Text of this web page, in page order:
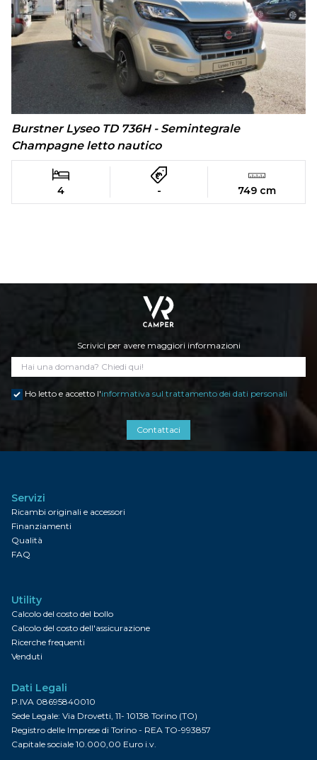
Burstner Lyseo TD 736H - Semintegrale
Champagne letto nautico
4 - 749 cm
Scrivici per avere maggiori informazioni
Ho letto e accetto l'informativa sul trattamento dei dati personali
Contattaci
Servizi
Ricambi originali e accessori
Finanziamenti
Qualità
FAQ
Utility
Calcolo del costo del bollo
Calcolo del costo dell'assicurazione
Ricerche frequenti
Venduti
Dati Legali
P.IVA 08695840010
Sede Legale: Via Drovetti, 11- 10138 Torino (TO)
Registro delle Imprese di Torino - REA TO-993857
Capitale sociale 10.000,00 Euro i.v.